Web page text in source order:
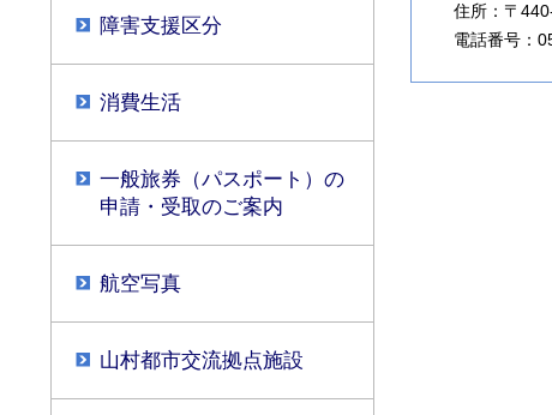
障害支援区分
消費生活
一般旅券（パスポート）の
申請・受取のご案内
航空写真
山村都市交流拠点施設
住所：〒
電話番号：